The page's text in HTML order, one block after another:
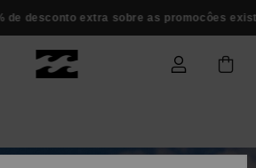
desconto extra sobre as promocôes